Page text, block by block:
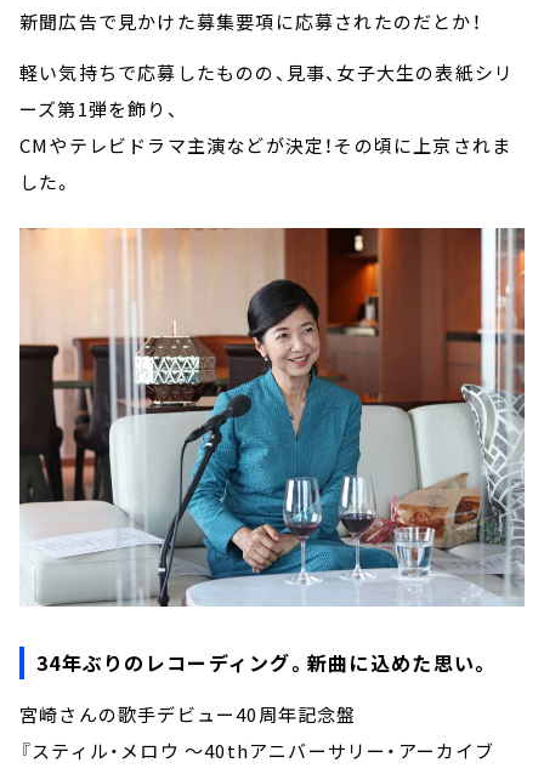
新聞広告で見かけた募集要項に応募されたのだとか！
軽い気持ちで応募したものの、見事、女子大生の表紙シリ
ーズ第1弾を飾り、
CMやテレビドラマ主演などが決定！その頃に上京されま
した。
34年ぶりのレコーディング。新曲に込めた思い。
宮崎さんの歌手デビュー40周年記念盤
『スティル・メロウ ～40thアニバーサリー・アーカイブ